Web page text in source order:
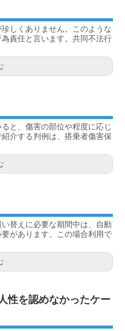
しくありません。このような
責任と言います。共同不法行
と、傷害の部位や程度に応じ
介する判例は、搭乗者傷害保
替えに必要な期間中は、自動
があります。この場合利用で
性を認めなかったケー